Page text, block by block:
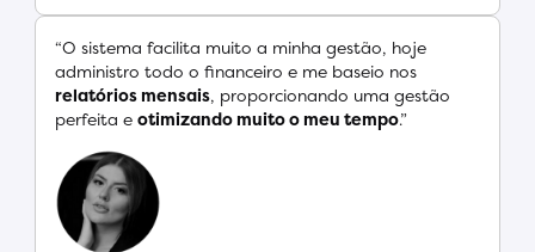
“O sistema facilita muito a minha gestão, hoje
administro todo o financeiro e me baseio nos
relatórios mensais, proporcionando uma gestão
perfeita e otimizando muito o meu tempo.”